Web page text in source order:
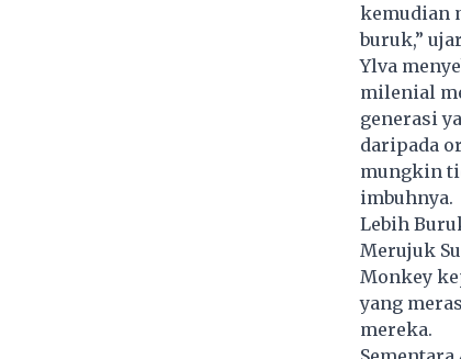
kemudian
buruk,”
Ylva
milenial
generasi
daripada
mungkin
imbuhnya.
Lebih
Merujuk
Monkey
yang
mereka.